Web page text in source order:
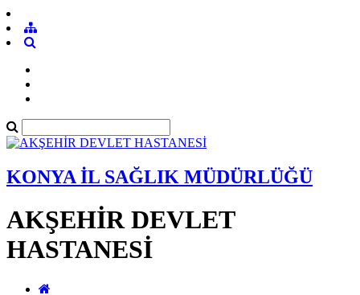
KONYA İL SAĞLIK MÜDÜRLÜĞÜ
AKŞEHİR DEVLET
HASTANESİ